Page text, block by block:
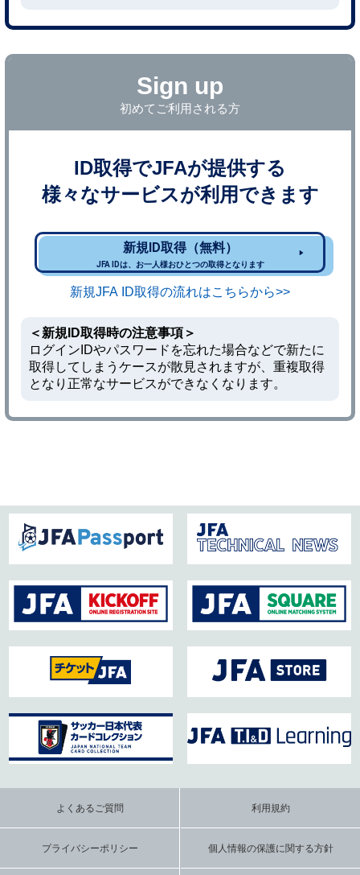
Sign up
初めてご利用される方
ID取得でJFAが提供する
様々なサービスが利用できます
新規ID取得（無料）
JFA IDは、お一人様おひとつの取得となります
新規JFA ID取得の流れはこちらから>>
＜新規ID取得時の注意事項＞
ログインIDやパスワードを忘れた場合などで新たに
取得してしまうケースが散見されますが、重複取得
となり正常なサービスができなくなります。
よくあるご質問 利用規約
プライバシーポリシー 個人情報の保護に関する方針